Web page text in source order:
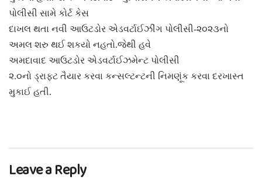
પોલીસી સામે કોર્ટ કેસ
દાખલ થતા નવી આઉટડોર એડવર્ટાઈઝીંગ પોલીસી-૨૦૨૩નો
અમલ શરુ થઈ શકયો નહતો.જેથી હવે
અમદાવાદ આઉટડોર એડવર્ટાઈઝમેન્ટ પોલીસી
૨.૦નો ડ્રાફટ તૈયાર કરવા કન્સલ્ટન્ટની નિમણૂંક કરવા દરખાસ્ત
મુકાઈ હતી.
Leave a Reply